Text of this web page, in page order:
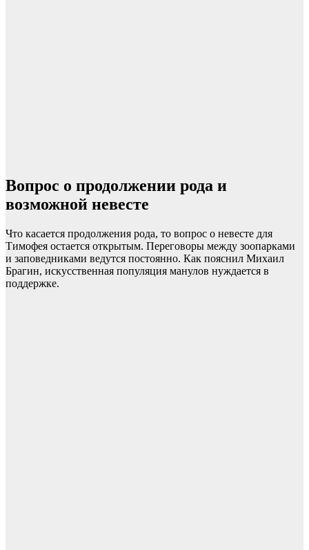
Вопрос о продолжении рода и
возможной невесте
Что касается продолжения рода, то вопрос о невесте для
Тимофея остается открытым. Переговоры между зоопарками
и заповедниками ведутся постоянно. Как пояснил Михаил
Брагин, искусственная популяция манулов нуждается в
поддержке.